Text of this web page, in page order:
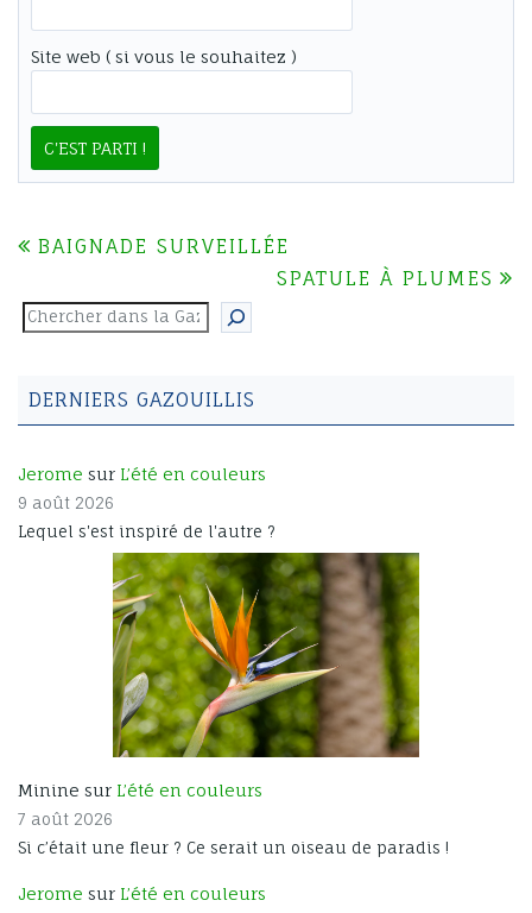
Site web ( si vous le souhaitez )
DE
L’ARTICLE
BAIGNADE SURVEILLÉE
SPATULE À PLUMES
Rechercher
DERNIERS GAZOUILLIS
Jerome sur L’été en couleurs
9 août 2026
Lequel s'est inspiré de l'autre ?
Minine sur L’été en couleurs
7 août 2026
Si c’était une fleur ? Ce serait un oiseau de paradis !
Jerome sur L’été en couleurs